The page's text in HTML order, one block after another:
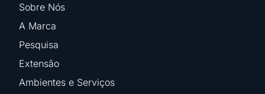
Sobre Nós
A Marca
Pesquisa
Extensão
Ambientes e Serviços